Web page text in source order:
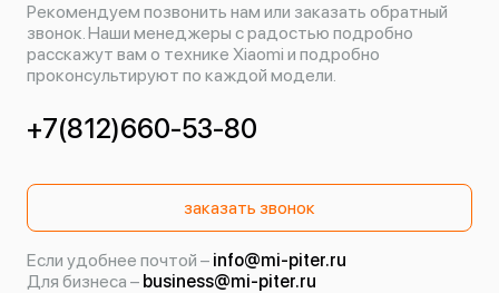
Рекомендуем позвонить нам или заказать обратный
звонок. Наши менеджеры с радостью подробно
расскажут вам о технике Xiaomi и подробно
проконсультируют по каждой модели.
+7(812)660-53-80
заказать звонок
Если удобнее почтой – info@mi-piter.ru
Для бизнеса – business@mi-piter.ru